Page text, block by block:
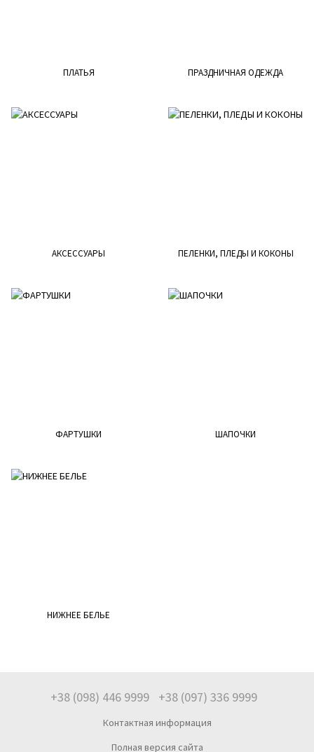
ПЛАТЬЯ ПРАЗДНИЧНАЯ ОДЕЖДА
АКСЕССУАРЫ ПЕЛЕНКИ, ПЛЕДЫ И КОКОНЫ
ФАРТУШКИ ШАПОЧКИ
НИЖНЕЕ БЕЛЬЕ
+38 (098) 446 9999 +38 (097) 336 9999
Контактная информация
Полная версия сайта